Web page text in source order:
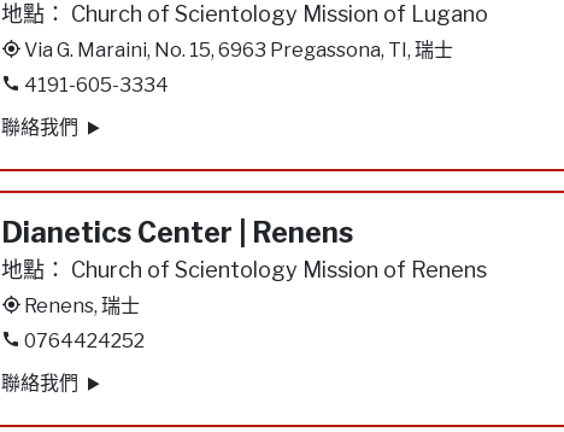
地點： Church of Scientology Mission of Lugano
Via G. Maraini, No. 15, 6963 Pregassona, TI, 瑞士
4191-605-3334
聯絡我們
Dianetics Center | Renens
地點： Church of Scientology Mission of Renens
Renens, 瑞士
0764424252
聯絡我們